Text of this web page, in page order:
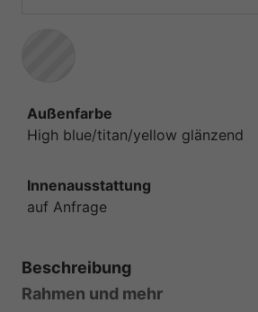
Außenfarbe
High blue/titan/yellow glänzend
Innenausstattung
auf Anfrage
Beschreibung
Rahmen und mehr